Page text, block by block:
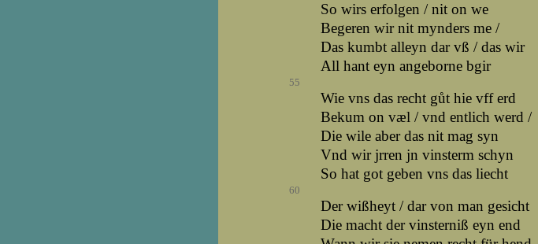
So wirs erfolgen / nit on we
Begeren wir nit mynders me /
Das kumbt alleyn dar vß / das wir
All hant eyn angeborne bgir
55
Wie vns das recht gůt hie vff erd
Bekum on væl / vnd entlich werd /
Die wile aber das nit mag syn
Vnd wir jrren jn vinsterm schyn
So hat got geben vns das liecht
60
Der wißheyt / dar von man gesicht
Die macht der vinsterniß eyn end